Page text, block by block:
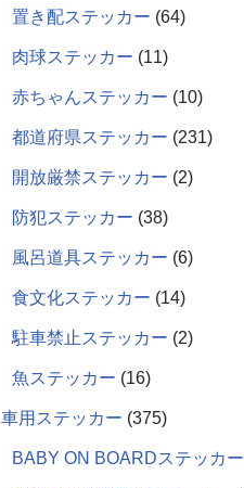
置き配ステッカー 64
肉球ステッカー 11
赤ちゃんステッカー 10
都道府県ステッカー 231
開放厳禁ステッカー 2
防犯ステッカー 38
風呂道具ステッカー 6
食文化ステッカー 14
駐車禁止ステッカー 2
魚ステッカー 16
車用ステッカー 375
BABY ON BOARDステッカー